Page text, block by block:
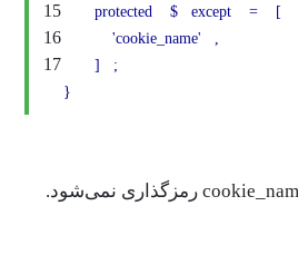
15
16
17
protected
$ except =
[
'cookie_name'
,
]
;
}